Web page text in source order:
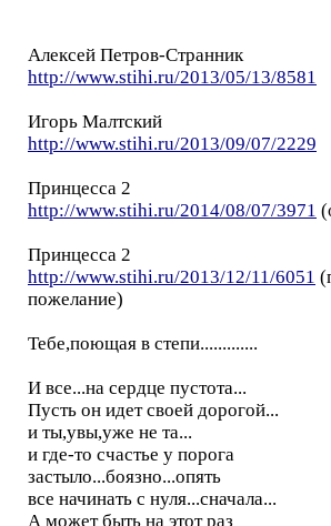
Алексей Петров-Странник
http://www.stihi.ru/2013/05/13/8581
Игорь Малтский
http://www.stihi.ru/2013/09/07/2229
Принцесса 2
http://www.stihi.ru/2014/08/07/3971
Принцесса 2
http://www.stihi.ru/2013/12/11/6051
пожелание)
Тебе,поющая в степи.............
И все...на сердце пустота...
Пусть он идет своей дорогой...
и ты,увы,уже не та...
и где-то счастье у порога
застыло...боязно...опять
все начинать с нуля...сначала...
А может быть на этот раз